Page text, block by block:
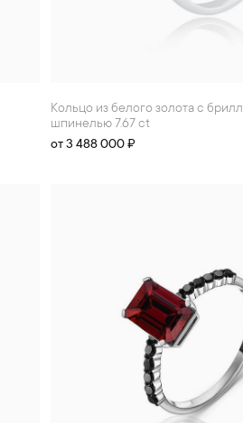
Кольцо из белого золота с бриллиантами и
шпинелью 7.67 ct
от 3 488 000 ₽